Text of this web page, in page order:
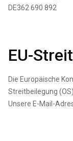
DE362 690 892
EU-
Die Europäische
Streitbeilegung
Unsere E-Mail-